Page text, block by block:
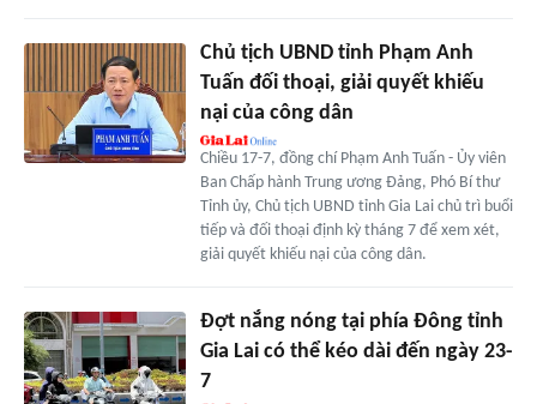
Chủ tịch UBND tỉnh Phạm Anh
Tuấn đối thoại, giải quyết khiếu
nại của công dân
Chiều 17-7, đồng chí Phạm Anh Tuấn - Ủy viên
Ban Chấp hành Trung ương Đảng, Phó Bí thư
Tỉnh ủy, Chủ tịch UBND tỉnh Gia Lai chủ trì buổi
tiếp và đối thoại định kỳ tháng 7 để xem xét,
giải quyết khiếu nại của công dân.
Đợt nắng nóng tại phía Đông tỉnh
Gia Lai có thể kéo dài đến ngày 23-
7